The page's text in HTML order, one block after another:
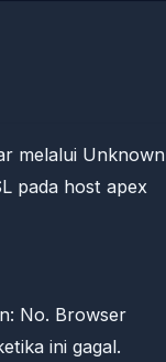
melalui Unknown
pada host apex
No. Browser
ini gagal.